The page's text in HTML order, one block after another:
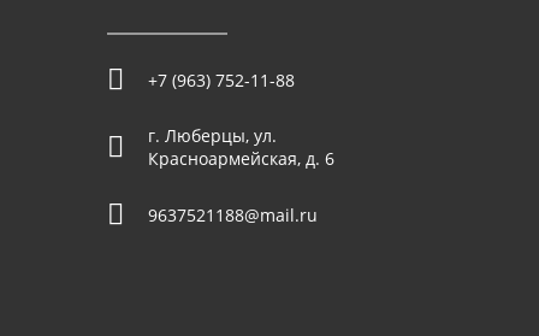
+7 (963) 752-11-88
г. Люберцы, ул.
Красноармейская, д. 6
9637521188@mail.ru